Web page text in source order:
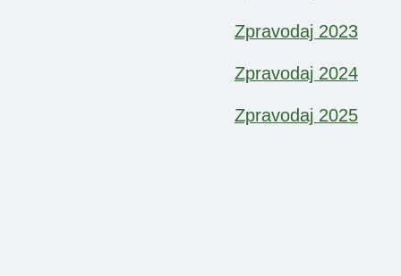
Zpravodaj 2023
Zpravodaj 2024
Zpravodaj 2025